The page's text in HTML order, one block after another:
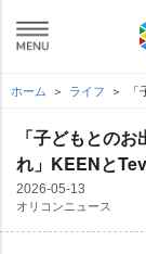
ホーム ライフ
「子どもとの
れ」KEENと
2026-05-13
オリコンニュース